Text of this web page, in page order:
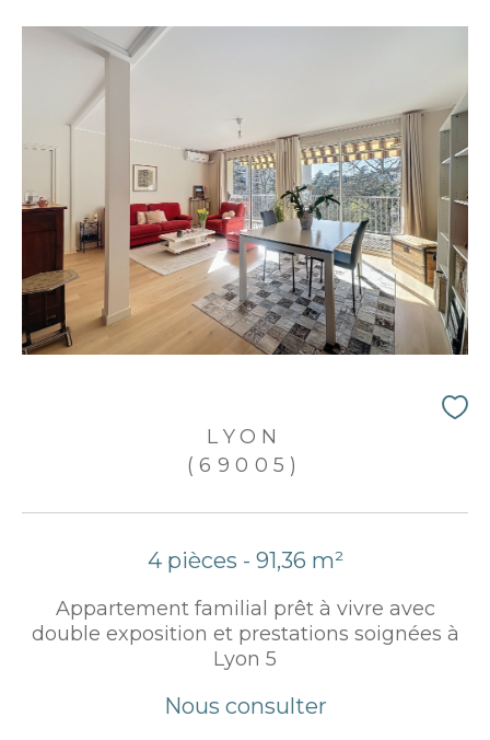
LYON
(69005)
4 pièces - 91,36 m²
Appartement familial prêt à vivre avec
double exposition et prestations soignées à
Lyon 5
Nous consulter